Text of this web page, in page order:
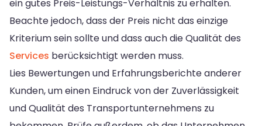
ein gutes Preis-Leistungs-Verhältnis zu erhalten.
Beachte jedoch, dass der Preis nicht das einzige
Kriterium sein sollte und dass auch die Qualität des
Services berücksichtigt werden muss.
Lies Bewertungen und Erfahrungsberichte anderer
Kunden, um einen Eindruck von der Zuverlässigkeit
und Qualität des Transportunternehmens zu